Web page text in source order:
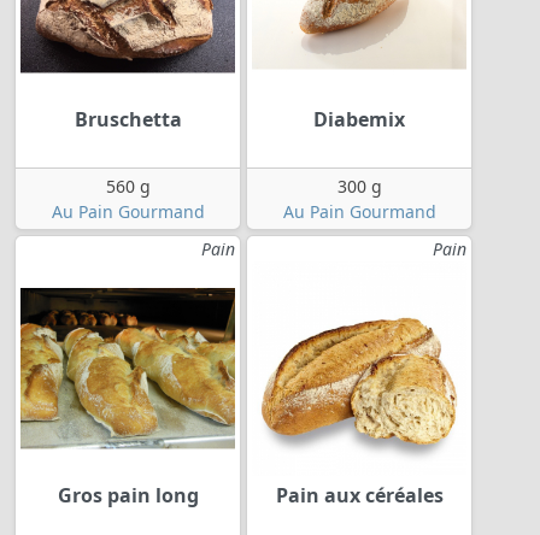
Bruschetta
560 g
Au Pain Gourmand
Diabemix
300 g
Au Pain Gourmand
Pain
Gros pain long
Pain
Pain aux céréales